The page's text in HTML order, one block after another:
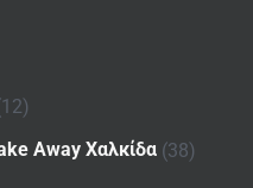
Away Χαλκίδα (38)